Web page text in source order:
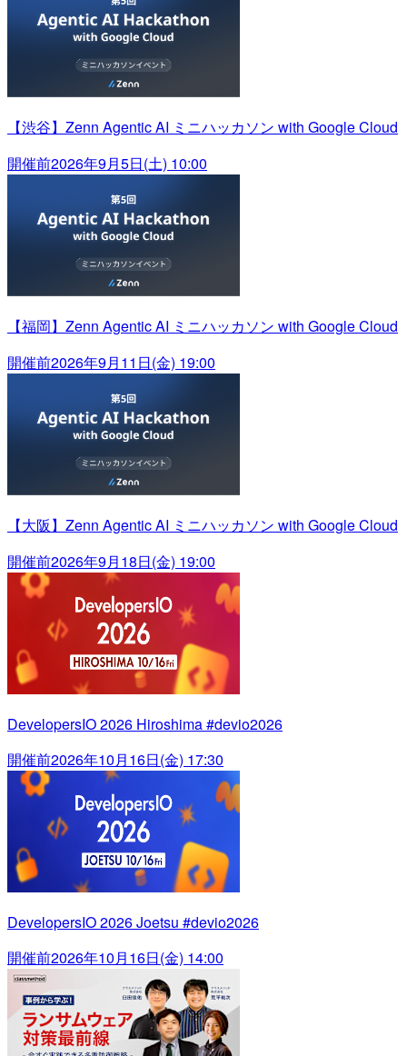
【渋谷】Zenn Agentic AI ミニハッカソン with Google Cloud
開催前2026年9月5日(土) 10:00
【福岡】Zenn Agentic AI ミニハッカソン with Google Cloud
開催前2026年9月11日(金) 19:00
【大阪】Zenn Agentic AI ミニハッカソン with Google Cloud
開催前2026年9月18日(金) 19:00
DevelopersIO 2026 Hiroshima #devio2026
開催前2026年10月16日(金) 17:30
DevelopersIO 2026 Joetsu #devio2026
開催前2026年10月16日(金) 14:00